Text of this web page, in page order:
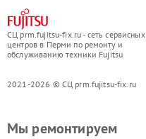
СЦ prm.fujitsu-fix.ru - сеть сервисных
центров в Перми по ремонту и
обслуживанию техники Fujitsu
2021-2026 © СЦ prm.fujitsu-fix.ru
Мы ремонтируем